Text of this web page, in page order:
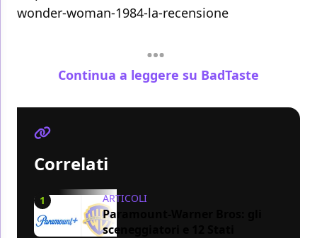
wonder-woman-1984-la-recensione
Continua a leggere su BadTaste
Correlati
1 ARTICOLI
Paramount-Warner Bros: gli
sceneggiatori e 12 Stati